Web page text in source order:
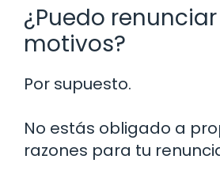
¿Puedo
motivos?
Por supuesto.
No estás obligado a
razones para tu